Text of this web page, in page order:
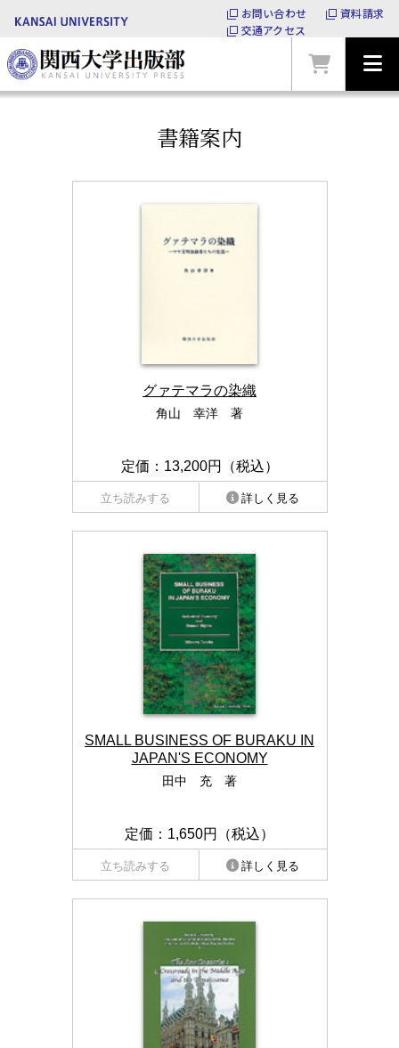
お問い合わせ
資料請求
交通アクセス
書籍案内
グァテマラの染織
角山 幸洋 著
定価：13,200円（税込）
立ち読みする 詳しく見る
SMALL BUSINESS OF BURAKU IN
JAPAN'S ECONOMY
田中 充 著
定価：1,650円（税込）
立ち読みする 詳しく見る